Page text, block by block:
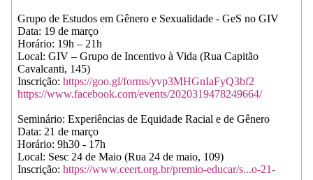
Grupo de Estudos em Gênero e Sexualidade - GeS no GIV
Data: 19 de março
Horário: 19h – 21h
Local: GIV – Grupo de Incentivo à Vida (Rua Capitão
Cavalcanti, 145)
Inscrição: https://goo.gl/forms/yvp3MHGnIaFyQ3bf2
https://www.facebook.com/events/2020319478249664/
Seminário: Experiências de Equidade Racial e de Gênero
Data: 21 de março
Horário: 9h30 - 17h
Local: Sesc 24 de Maio (Rua 24 de maio, 109)
Inscrição: https://www.ceert.org.br/premio-educar/s...o-21-